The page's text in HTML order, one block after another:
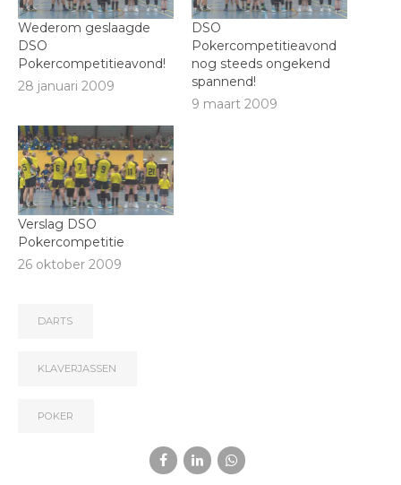
Wederom geslaagde
DSO
Pokercompetitieavond!
28 januari 2009
DSO
Pokercompetitieavond
nog steeds ongekend
spannend!
9 maart 2009
Verslag DSO
Pokercompetitie
26 oktober 2009
DARTS
KLAVERJASSEN
POKER